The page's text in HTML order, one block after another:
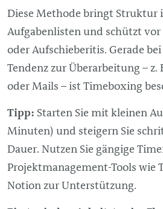
Diese Methode bringt Struktur
Aufgabenlisten und schützt
oder Aufschieberitis. Gerade
Tendenz zur Überarbeitung – z.
oder Mails – ist Timeboxing
Tipp: Starten Sie mit kleinen
Minuten) und steigern Sie
Dauer. Nutzen Sie gängige
Projektmanagement-Tools wie
Notion zur Unterstützung.